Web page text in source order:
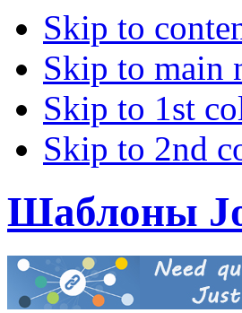
Skip to
Skip to main
Skip to 1st
Skip to 2nd
Шаблоны